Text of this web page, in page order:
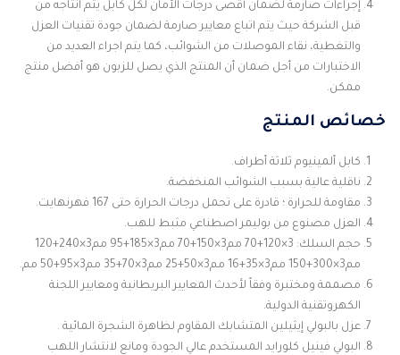
إجراءات صارمة لضمان أقصى درجات الأمان لكل كابل يتم انتاجه من
قبل الشركة حيث يتم اتباع معايير صارمة لضمان جودة تقنيات العزل
والتغطية، نقاء الموصلات من الشوائب، كما يتم اجراء العديد من
الاختبارات من أجل ضمان أن المنتج الذي يصل للزبون هو أفضل منتج
ممكن.
خصائص المنتج
كابل ألمينيوم ثلاثة أطراف.
ناقلية عالية بسبب الشوائب المنخفضة.
مقاومة للحرارة ؛ قادرة على تحمل درجات الحرارة حتى 167 فهرنهايت.
العزل مصنوع من بوليمر اصطناعي مثبط للهب.
حجم السلك: 3×120+70 مم3×150+70 مم3×185+95 مم3×240+120
مم3×300+150 مم3×35+16 مم3×50+25 مم3×70+35 مم3×95+50 مم.
مصممة ومختبرة وفقاً لأحدث المعايير البريطانية ومعايير اللجنة
الكهروتقنية الدولية.
عزل بالبولي إيثيلين المتشابك المقاوم لظاهرة الشجرة المائية .
البولي فينيل كلورايد المستخدم عالي الجودة ومانع لانتشار اللهب